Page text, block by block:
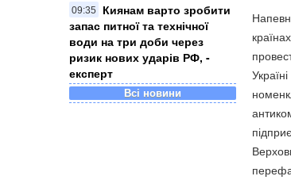
09:35
Киянам варто зробити
запас питної та технічної
води на три доби через
ризик нових ударів РФ, -
експерт
Всі новини